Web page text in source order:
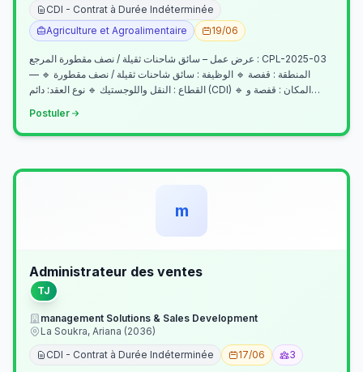
CDI - Contrat à Durée Indéterminée
Agriculture et Agroalimentaire
19/06
عرض عمل – سائق شاحنات ثقيلة / نصف مقطورة المرجع : CPL-2025-03
— المنطقة : قفصة 🔹 الوظيفة : سائق شاحنات ثقيلة / نصف مقطورة 🔹
القطاع : النقل واللوجستيك 🔹 نوع العقد: دائم (CDI) 🔹 المكان : قفصة و…
Postuler
m
Administrateur des ventes
TJ
management Solutions & Sales Development
La Soukra, Ariana (2036)
CDI - Contrat à Durée Indéterminée
17/06 3